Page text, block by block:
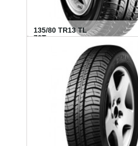
135/80 TR13 TL
70T...